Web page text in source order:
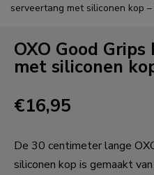
serveertang met siliconen kop –
OXO Good
met siliconen
€16,95
De 30 centimeter lange
siliconen kop is gemaakt